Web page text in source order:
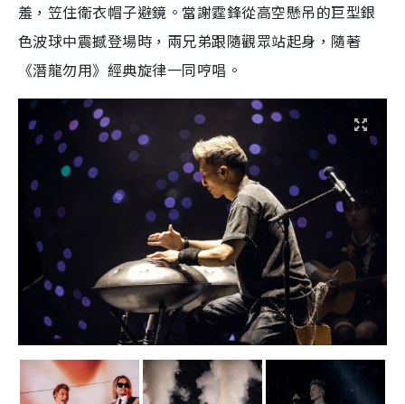
羞，笠住衛衣帽子避鏡。當謝霆鋒從高空懸吊的巨型銀
色波球中震撼登場時，兩兄弟跟隨觀眾站起身，隨著
《潛龍勿用》經典旋律一同哼唱。